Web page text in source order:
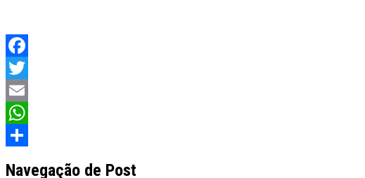
Facebook
Twitter
Email
WhatsApp
Navegação de Post